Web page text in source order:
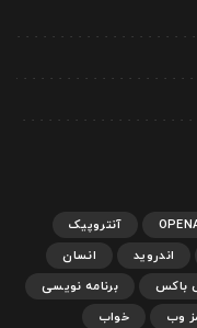
آنتروپیک
اندروید
انسان
باکس
برنامه نویسی
وب
خواب